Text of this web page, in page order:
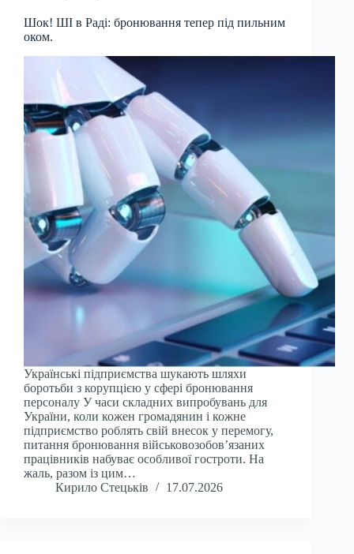
Шок! ШІ в Раді: бронювання тепер під пильним
оком.
Українські підприємства шукають шляхи
боротьби з корупцією у сфері бронювання
персоналу У часи складних випробувань для
України, коли кожен громадянин і кожне
підприємство роблять свій внесок у перемогу,
питання бронювання військовозобов’язаних
працівників набуває особливої гостроти. На
жаль, разом із цим…
Кирило Стецьків
17.07.2026